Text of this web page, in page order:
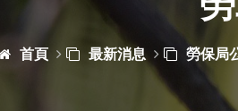
首頁 最新消息 勞保局